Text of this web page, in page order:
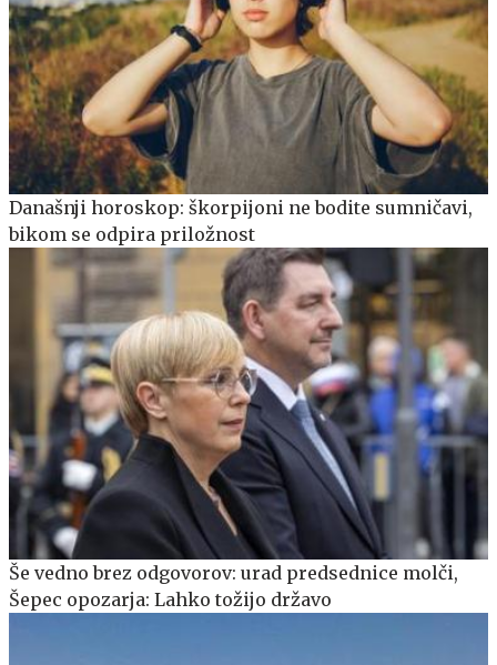
Današnji horoskop: škorpijoni ne bodite sumničavi,
bikom se odpira priložnost
Še vedno brez odgovorov: urad predsednice molči,
Šepec opozarja: Lahko tožijo državo